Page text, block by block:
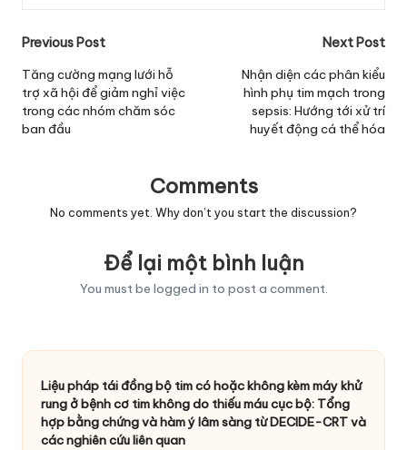
Post
navigation
Previous Post
Tăng cường mạng lưới hỗ
trợ xã hội để giảm nghỉ việc
trong các nhóm chăm sóc
ban đầu
Next Post
Nhận diện các phân kiểu
hình phụ tim mạch trong
sepsis: Hướng tới xử trí
huyết động cá thể hóa
Comments
No comments yet. Why don’t you start the discussion?
Để lại một bình luận
You must be logged in to post a comment.
Liệu pháp tái đồng bộ tim có hoặc không kèm máy khử
rung ở bệnh cơ tim không do thiếu máu cục bộ: Tổng
hợp bằng chứng và hàm ý lâm sàng từ DECIDE-CRT và
các nghiên cứu liên quan